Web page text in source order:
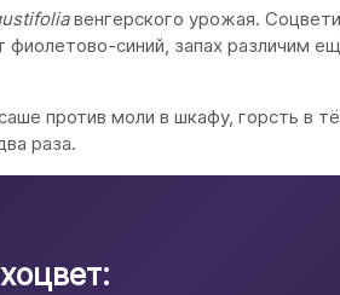
венгерского урожая.
синий, запах различим
против моли в шкафу, горсть в
раза.